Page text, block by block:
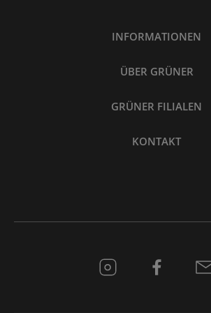
INFORMATIONEN
ÜBER GRÜNER
GRÜNER FILIALEN
KONTAKT